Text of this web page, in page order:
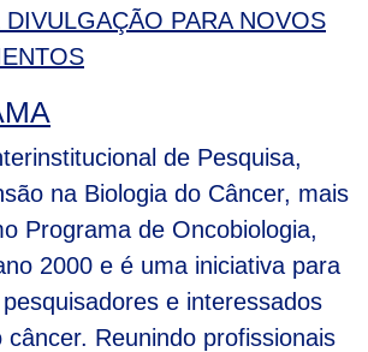
DIVULGAÇÃO PARA NOVOS
de Pesquisa,
na Biologia do Câncer, mais
Programa de Oncobiologia,
2000 e é uma iniciativa para
e interessados
câncer. Reunindo profissionais